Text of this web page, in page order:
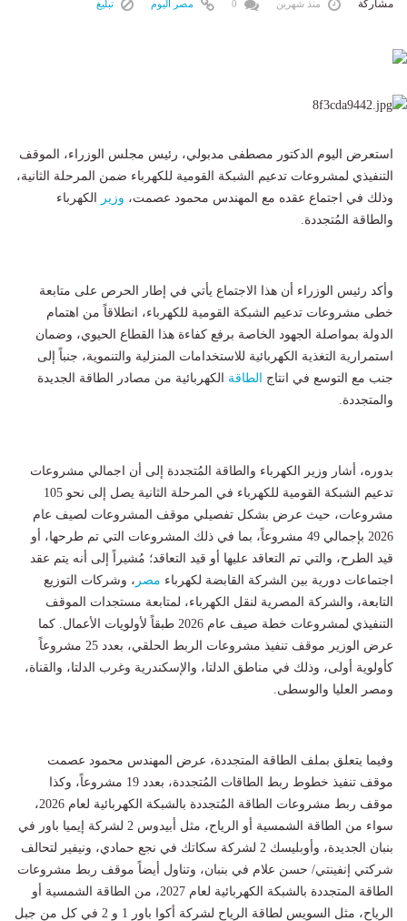
مشاركة منذ شهرين مصر اليوم تبليغ
استعرض اليوم الدكتور مصطفى مدبولي، رئيس مجلس الوزراء، الموقف
التنفيذي لمشروعات تدعيم الشبكة القومية للكهرباء ضمن المرحلة الثانية،
وذلك في اجتماع عقده مع المهندس محمود عصمت، وزير
الكهرباء
والطاقة المُتجددة.
وأكد رئيس الوزراء أن هذا الاجتماع يأتي في إطار الحرص على متابعة
خطى مشروعات تدعيم الشبكة القومية للكهرباء، انطلاقاً من اهتمام
الدولة بمواصلة الجهود الخاصة برفع كفاءة هذا القطاع الحيوي، وضمان
استمرارية التغذية الكهربائية للاستخدامات المنزلية والتنموية، جنباً إلى
جنب مع التوسع في انتاج
الطاقة الكهربائية من مصادر الطاقة الجديدة
والمتجددة.
بدوره، أشار وزير الكهرباء والطاقة المُتجددة إلى أن اجمالي مشروعات
تدعيم الشبكة القومية للكهرباء في المرحلة الثانية يصل إلى نحو 105
مشروعات، حيث عرض بشكل تفصيلي موقف المشروعات لصيف عام
2026 بإجمالي 49 مشروعاً، بما في ذلك المشروعات التي تم طرحها، أو
قيد الطرح، والتي تم التعاقد عليها أو قيد التعاقد؛ مُشيراً إلى أنه يتم عقد
اجتماعات دورية بين الشركة القابضة لكهرباء مصر ، وشركات التوزيع
التابعة، والشركة المصرية لنقل الكهرباء، لمتابعة مستجدات الموقف
التنفيذي لمشروعات خطة صيف عام 2026 طبقاً لأولويات الأعمال. كما
عرض الوزير موقف تنفيذ مشروعات الربط الحلقي، بعدد 25 مشروعاً
كأولوية أولى، وذلك في مناطق الدلتا، والإسكندرية وغرب الدلتا، والقناة،
ومصر العليا والوسطى.
وفيما يتعلق بملف الطاقة المتجددة، عرض المهندس محمود عصمت
موقف تنفيذ خطوط ربط الطاقات المُتجددة، بعدد 19 مشروعاً، وكذا
موقف ربط مشروعات الطاقة المُتجددة بالشبكة الكهربائية لعام 2026،
سواء من الطاقة الشمسية أو الرياح، مثل أبيدوس 2 لشركة إيميا باور في
بنبان الجديدة، وأوبليسك 2 لشركة سكاتك في نجع حمادي، ونيفير لتحالف
شركتي إنفينتي/ حسن علام في بنبان، وتناول أيضاً موقف ربط مشروعات
الطاقة المتجددة بالشبكة الكهربائية لعام 2027، من الطاقة الشمسية أو
الرياح، مثل السويس لطاقة الرياح لشركة أكوا باور 1 و 2 في كل من جبل